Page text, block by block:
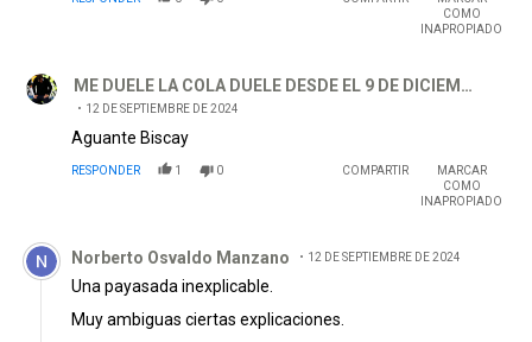
COMO
INAPROPIADO
ME DUELE LA COLA DUELE DESDE EL 9 DE DICIEMBRE
12 DE SEPTIEMBRE DE 2024
Aguante Biscay
RESPONDER 1 0 COMPARTIR
MARCAR
COMO
INAPROPIADO
Comentario de Norberto Osvaldo Manzano.
Norberto Osvaldo Manzano 12 DE SEPTIEMBRE DE 2024
Una payasada inexplicable.
Muy ambiguas ciertas explicaciones.